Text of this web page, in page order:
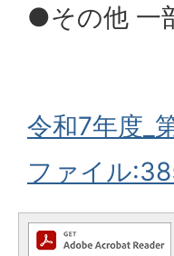
●その他 一
令和7年度_
ファイル